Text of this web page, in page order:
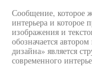
Сообщение, которое
интерьера и которое
изображения и
обозначается
дизайна» является
современного